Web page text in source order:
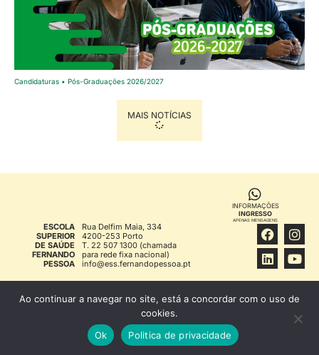
Candidaturas • Pós-Graduações 2026/2027
MAIS NOTÍCIAS
ESCOLA
SUPERIOR
DE SAÚDE
FERNANDO
PESSOA
Rua Delfim Maia, 334
4200-253 Porto
T. 22 507 1300 (chamada
para rede fixa nacional)
info@ess.fernandopessoa.pt
INFORMAÇÕES
INGRESSO
APENAS MENSAGENS
FFP © 1994 INFORMAÇÃO LEGAL
Ao continuar a navegar no site, está a concordar com o uso de
cookies.
Ok
Politica de privacidade